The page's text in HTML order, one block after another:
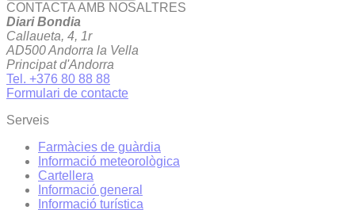
CONTACTA AMB NOSALTRES
Diari Bondia
Callaueta, 4, 1r
AD500 Andorra la Vella
Principat d'Andorra
Tel. +376 80 88 88
Formulari de contacte
Serveis
Farmàcies de guàrdia
Informació meteorològica
Cartellera
Informació general
Informació turística